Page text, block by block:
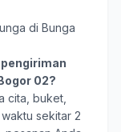
di Bunga
02?
cita, buket,
sekitar 2